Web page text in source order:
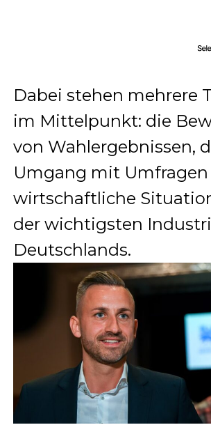
Dabei stehen mehrere
im Mittelpunkt: die
von Wahlergebnissen,
Umgang mit Umfragen
wirtschaftliche
der wichtigsten
Deutschlands.